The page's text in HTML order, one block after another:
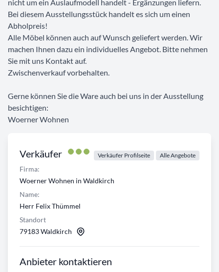
Verkäufer Verkäufer Profilseite Alle Angebote
Firma:
Woerner Wohnen in Waldkirch
Name:
Herr Felix Thümmel
Standort
79183 Waldkirch
Anbieter kontaktieren
nicht um ein Auslaufmodell handelt - Ergänzungen liefern.
Bei diesem Ausstellungsstück handelt es sich um einen
Abholpreis!
Alle Möbel können auch auf Wunsch geliefert werden. Wir
machen Ihnen dazu ein individuelles Angebot. Bitte nehmen
Sie mit uns Kontakt auf.
Zwischenverkauf vorbehalten.
Gerne können Sie die Ware auch bei uns in der Ausstellung
besichtigen:
Woerner Wohnen